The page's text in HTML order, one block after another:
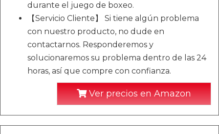
durante el juego de boxeo.
【Servicio Cliente】 Si tiene algún problema
con nuestro producto, no dude en
contactarnos. Responderemos y
solucionaremos su problema dentro de las 24
horas, así que compre con confianza.
Ver precios en Amazon